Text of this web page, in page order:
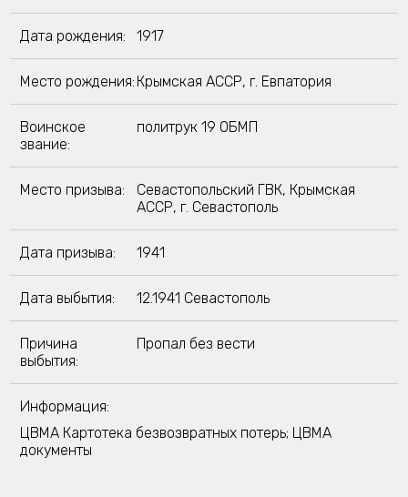
Дата рождения: 1917
Место рождения: Крымская АССР, г. Евпатория
Воинское
звание:
политрук 19 ОБМП
Место призыва:
Севастопольский ГВК, Крымская
АССР, г. Севастополь
Дата призыва: 1941
Дата выбытия: 12.1941 Севастополь
Причина
выбытия:
Пропал без вести
Информация:
ЦВМА Картотека безвозвратных потерь; ЦВМА
документы